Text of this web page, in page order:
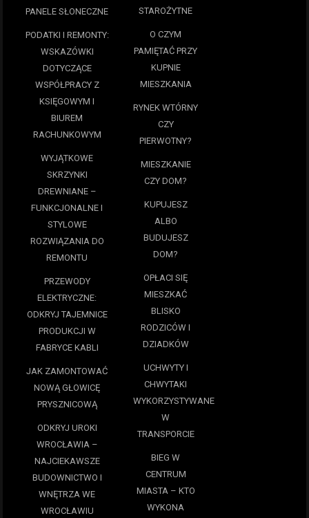
PANELE SŁONECZNE
PODATKI I REMONTY:
WSKAZÓWKI
DOTYCZĄCE
WSPÓŁPRACY Z
KSIĘGOWYM I
BIUREM
RACHUNKOWYM
WYJĄTKOWE
SKRZYNKI
DREWNIANE –
FUNKCJONALNE I
STYLOWE
ROZWIĄZANIA DO
REMONTU
PRZEWODY
ELEKTRYCZNE:
ODKRYJ TAJEMNICE
PRODUKCJI W
FABRYCE KABLI
JAK ZAMONTOWAĆ
NOWĄ GŁOWICĘ
PRYSZNICOWĄ
ODKRYJ UROKI
WROCŁAWIA –
NAJCIEKAWSZE
BUDOWNICTWO I
WNĘTRZA WE
WROCŁAWIU
STAROŻYTNE
O CZYM
PAMIĘTAĆ PRZY
KUPNIE
MIESZKANIA
RYNEK WTÓRNY
CZY
PIERWOTNY?
MIESZKANIE
CZY DOM?
KUPUJESZ
ALBO
BUDUJESZ
DOM?
OPŁACI SIĘ
MIESZKAĆ
BLISKO
RODZICÓW I
DZIADKÓW
UCHWYTY I
CHWYTAKI
WYKORZYSTYWANE
W
TRANSPORCIE
BIEG W
CENTRUM
MIASTA – KTO
WYKONA